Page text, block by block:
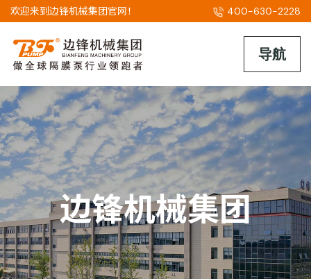
欢迎来到边锋机械集团官网！ 400-630-2228
边锋机械集团